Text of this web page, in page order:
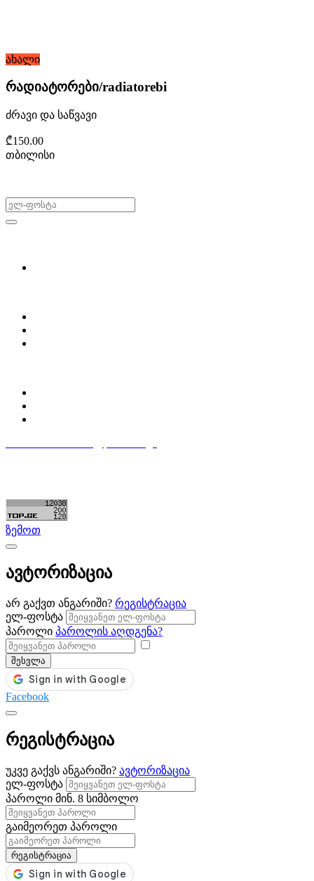
ახალი
რადიატორები/radiatorebi
ძრავი და საწვავი
₾150.00
თბილისი
ზემოთ
ავტორიზაცია
არ გაქვთ ანგარიში? რეგისტრაცია
ელ-ფოსტა
პაროლი პაროლის აღდგენა?
შესვლა
Facebook
რეგისტრაცია
უკვე გაქვს ანგარიში? ავტორიზაცია
ელ-ფოსტა
პაროლი მინ. 8 სიმბოლო
გაიმეორეთ პაროლი
რეგისტრაცია